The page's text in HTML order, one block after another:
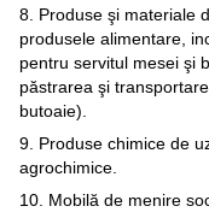
8. Produse şi materiale
produsele alimentare,
pentru servitul mesei şi
păstrarea şi
butoaie).
9. Produse chimice de
agrochimice.
10. Mobilă de menire